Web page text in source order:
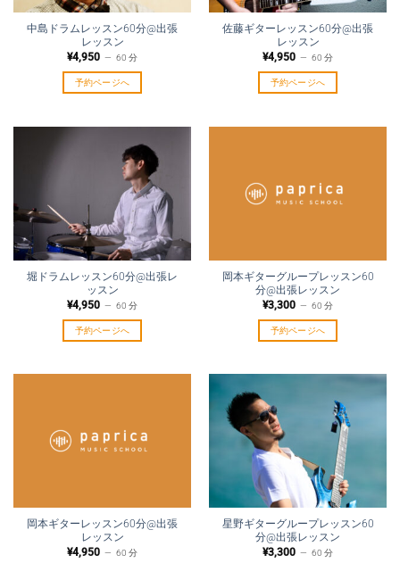
中島ドラムレッスン60分@出張
レッスン
¥4,950 60 分
予約ページへ
佐藤ギターレッスン60分@出張
レッスン
¥4,950 60 分
予約ページへ
堀ドラムレッスン60分@出張レ
ッスン
¥4,950 60 分
予約ページへ
岡本ギターグループレッスン60
分@出張レッスン
¥3,300 60 分
予約ページへ
岡本ギターレッスン60分@出張
レッスン
¥4,950 60 分
星野ギターグループレッスン60
分@出張レッスン
¥3,300 60 分